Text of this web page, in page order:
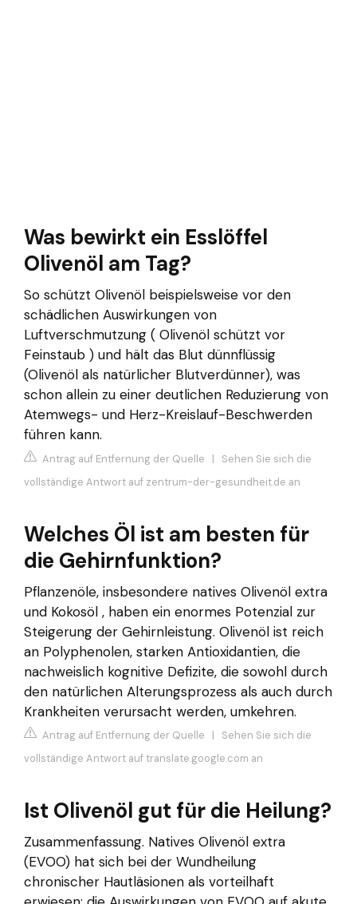
Was bewirkt ein Esslöffel
Olivenöl am Tag?
So schützt Olivenöl beispielsweise vor den
schädlichen Auswirkungen von
Luftverschmutzung ( Olivenöl schützt vor
Feinstaub ) und hält das Blut dünnflüssig
(Olivenöl als natürlicher Blutverdünner), was
schon allein zu einer deutlichen Reduzierung von
Atemwegs- und Herz-Kreislauf-Beschwerden
führen kann.
Antrag auf Entfernung der Quelle | Sehen Sie sich die
vollständige Antwort auf zentrum-der-gesundheit.de an
Welches Öl ist am besten für
die Gehirnfunktion?
Pflanzenöle, insbesondere natives Olivenöl extra
und Kokosöl , haben ein enormes Potenzial zur
Steigerung der Gehirnleistung. Olivenöl ist reich
an Polyphenolen, starken Antioxidantien, die
nachweislich kognitive Defizite, die sowohl durch
den natürlichen Alterungsprozess als auch durch
Krankheiten verursacht werden, umkehren.
Antrag auf Entfernung der Quelle | Sehen Sie sich die
vollständige Antwort auf translate.google.com an
Ist Olivenöl gut für die Heilung?
Zusammenfassung. Natives Olivenöl extra
(EVOO) hat sich bei der Wundheilung
chronischer Hautläsionen als vorteilhaft